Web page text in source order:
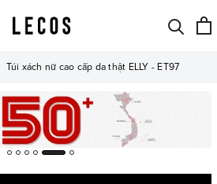
Túi xách nữ cao cấp da thật ELLY - ET97